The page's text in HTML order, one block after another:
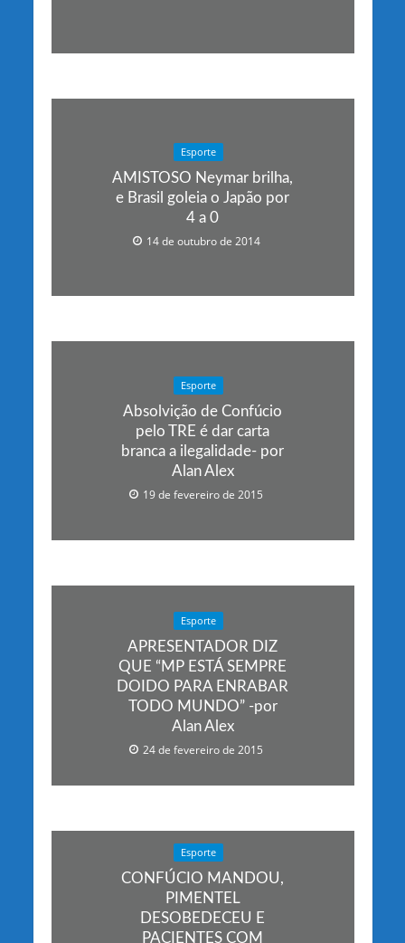
Esporte
AMISTOSO Neymar brilha,
e Brasil goleia o Japão por
4 a 0
14 de outubro de 2014
Esporte
Absolvição de Confúcio
pelo TRE é dar carta
branca a ilegalidade- por
Alan Alex
19 de fevereiro de 2015
Esporte
APRESENTADOR DIZ
QUE “MP ESTÁ SEMPRE
DOIDO PARA ENRABAR
TODO MUNDO” -por
Alan Alex
24 de fevereiro de 2015
Esporte
CONFÚCIO MANDOU,
PIMENTEL
DESOBEDECEU E
PACIENTES COM